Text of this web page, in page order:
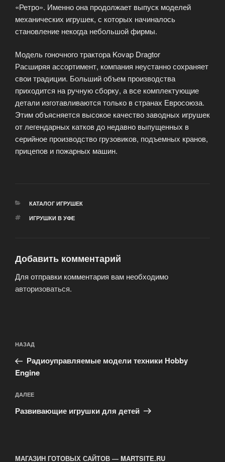
«Ретро». Именно она продолжает выпуск моделей
механических игрушек, с которых начиналось
становление некогда небольшой фирмы.
Модель гоночного трактора Kovap Dragtor
Расширяя ассортимент, компания неустанно сохраняет
свои традиции. Больший объем производства
приходится на ручную сборку, а все комплектующие
детали изготавливаются только в странах Евросоюза.
Этим объясняется высокое качество заводных игрушек
от легендарных катков до недавно выпущенных в
серийное производство грузовиков, подъемных кранов,
прицепов и пожарных машин.
РУБРИКИ
КАТАЛОГ ИГРУШЕК
МЕТКИ
ИГРУШКИ В УФЕ
Добавить комментарий
Для отправки комментария вам необходимо
авторизоваться.
по
записям
Предыдущая
запись:
НАЗАД
Радиоуправляемые модели техники Hobby
Engine
Следующая
запись
ДАЛЕЕ
Развивающие игрушки для детей
МАГАЗИН ГОТОВЫХ САЙТОВ — MARTSITE.RU